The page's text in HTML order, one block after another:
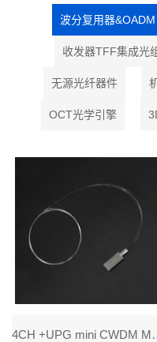
波分复用器&OADM
收发器TFF集成光
无源光纤器件
OCT光学引擎
4CH +UPG mini CWDM